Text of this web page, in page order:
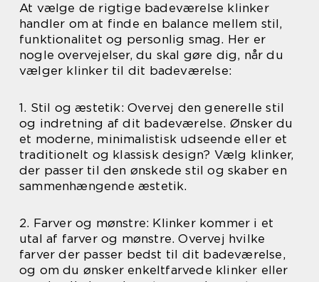
At vælge de rigtige badeværelse klinker
handler om at finde en balance mellem stil,
funktionalitet og personlig smag. Her er
nogle overvejelser, du skal gøre dig, når du
vælger klinker til dit badeværelse:
1. Stil og æstetik: Overvej den generelle stil
og indretning af dit badeværelse. Ønsker du
et moderne, minimalistisk udseende eller et
traditionelt og klassisk design? Vælg klinker,
der passer til den ønskede stil og skaber en
sammenhængende æstetik.
2. Farver og mønstre: Klinker kommer i et
utal af farver og mønstre. Overvej hvilke
farver der passer bedst til dit badeværelse,
og om du ønsker enkeltfarvede klinker eller